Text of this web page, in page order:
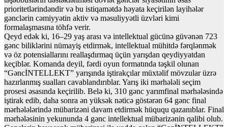
prioritetlərindəndir və bu istiqamətdə həyata keçirilən layihələr
gənclərin cəmiyyətin aktiv və məsuliyyətli üzvləri kimi
formalaşmasına töhfə verir.
Qeyd edək ki, 16–29 yaş arası və intellektual gücünə güvənən 723
gənc biliklərini nümayiş etdirmək, intellektual mühitdə fərqlənmək
və öz potensiallarını reallaşdırmaq üçün yarışdan qeydiyyatdan
keçiblər. Komanda deyil, fərdi oyun formatında təşkil olunan
“GəncİNTELLEKT” yarışında iştirakçılar müxtəlif mövzular üzrə
hazırlanmış sualları cavablandırıblar. Yarış iki mərhələli seçim
prosesi əsasında keçirilib. Belə ki, 310 gənc yarımfinal mərhələsində
iştirak edib, daha sonra ən yüksək nəticə göstərən 64 gənc final
mərhələlərində mübarizəni davam etdirmək hüququ qazanıblar. Final
mərhələsinin yekununda 4 gənc intellektual mübarizənin qalibi olub.